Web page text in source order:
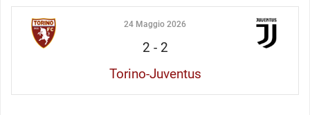
24 Maggio 2026
2 - 2
Torino-Juventus